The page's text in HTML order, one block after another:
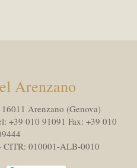
Arenzano
Arenzano (Genova)
+39 010 91091 Fax: +39 010
CITR: 010001-ALB-0010